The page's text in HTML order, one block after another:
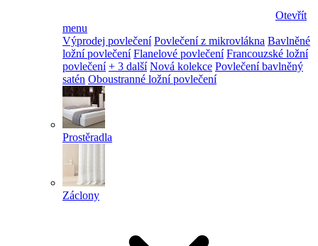
Otevřít
menu
Výprodej povlečení Povlečení z mikrovlákna Bavlněné
ložní povlečení Flanelové povlečení Francouzské ložní
povlečení + 3 další Nová kolekce Povlečení bavlněný
satén Oboustranné ložní povlečení
Prostěradla
Záclony